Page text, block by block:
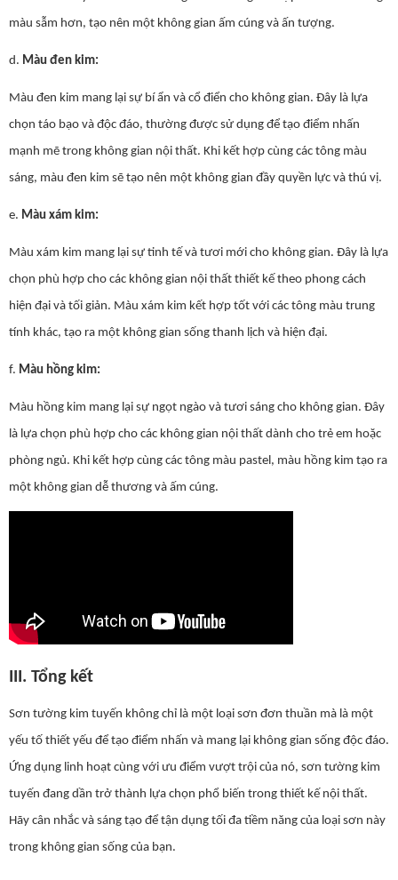
màu sẫm hơn, tạo nên một không gian ấm cúng và ấn tượng.
d. Màu đen kim:
Màu đen kim mang lại sự bí ẩn và cổ điển cho không gian. Đây là lựa
chọn táo bạo và độc đáo, thường được sử dụng để tạo điểm nhấn
mạnh mẽ trong không gian nội thất. Khi kết hợp cùng các tông màu
sáng, màu đen kim sẽ tạo nên một không gian đầy quyền lực và thú vị.
e. Màu xám kim:
Màu xám kim mang lại sự tinh tế và tươi mới cho không gian. Đây là lựa
chọn phù hợp cho các không gian nội thất thiết kế theo phong cách
hiện đại và tối giản. Màu xám kim kết hợp tốt với các tông màu trung
tính khác, tạo ra một không gian sống thanh lịch và hiện đại.
f. Màu hồng kim:
Màu hồng kim mang lại sự ngọt ngào và tươi sáng cho không gian. Đây
là lựa chọn phù hợp cho các không gian nội thất dành cho trẻ em hoặc
phòng ngủ. Khi kết hợp cùng các tông màu pastel, màu hồng kim tạo ra
một không gian dễ thương và ấm cúng.
III. Tổng kết
Sơn tường kim tuyến không chỉ là một loại sơn đơn thuần mà là một
yếu tố thiết yếu để tạo điểm nhấn và mang lại không gian sống độc đáo.
Ứng dụng linh hoạt cùng với ưu điểm vượt trội của nó, sơn tường kim
tuyến đang dần trở thành lựa chọn phổ biến trong thiết kế nội thất.
Hãy cân nhắc và sáng tạo để tận dụng tối đa tiềm năng của loại sơn này
trong không gian sống của bạn.